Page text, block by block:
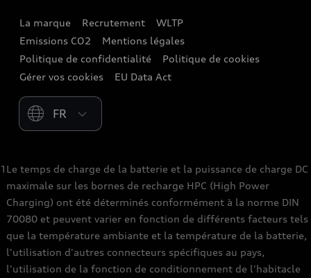
La marque Recrutement
WLTP
Emissions CO2
Mentions légales
Politique de confidentialité
Politique de cookies
Gérer vos cookies
EU Data Act
Please select country
1 Le temps de charge de la batterie et la puissance de charge DC
maximale sur les bornes de recharge HPC (High Power
Charging) ont été déterminés conformément à la norme DIN
70080 et peuvent varier en fonction de différents facteurs tels
que la température ambiante et la température de la batterie,
l'utilisation d'autres connecteurs spécifiques au pays,
l'utilisation de la fonction de conditionnement de l'habitacle